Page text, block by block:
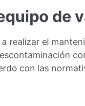
de
realizar el
con las